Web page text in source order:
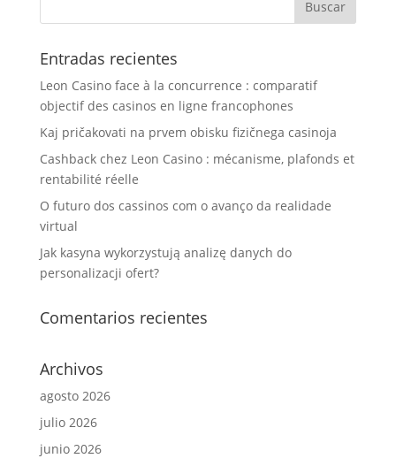
Entradas recientes
Leon Casino face à la concurrence : comparatif
objectif des casinos en ligne francophones
Kaj pričakovati na prvem obisku fizičnega casinoja
Cashback chez Leon Casino : mécanisme, plafonds et
rentabilité réelle
O futuro dos cassinos com o avanço da realidade
virtual
Jak kasyna wykorzystują analizę danych do
personalizacji ofert?
Comentarios recientes
Archivos
agosto 2026
julio 2026
junio 2026